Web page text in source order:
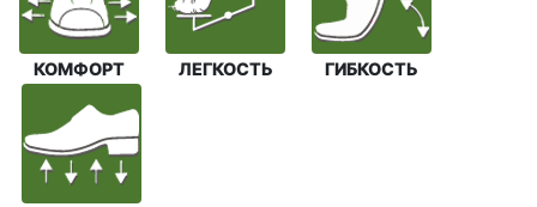
КОМФОРТ ЛЕГКОСТЬ ГИБКОСТЬ